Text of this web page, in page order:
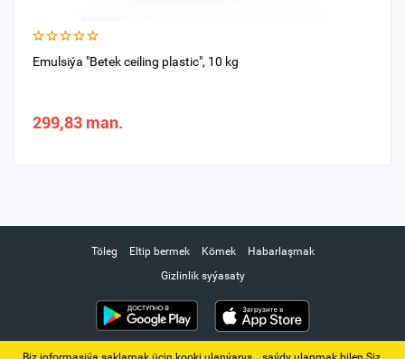
Emulsiýa "Betek ceiling plastic", 10 kg
299,83 man.
Töleg Eltip bermek Kömek
Habarlaşmak
Gizlinlik syýasaty